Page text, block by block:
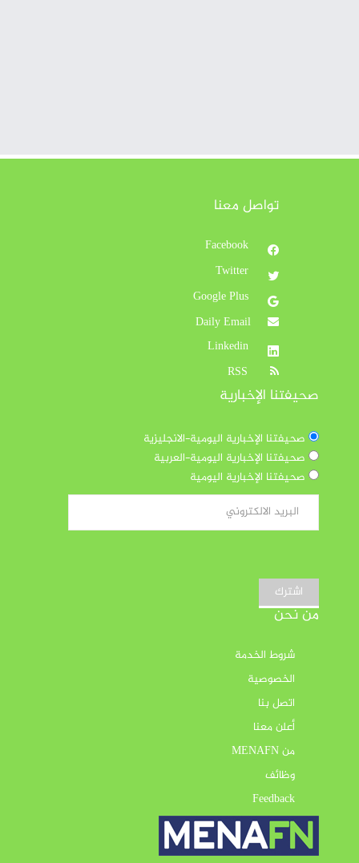
تواصل معنا
Daily Email
صحيفتنا الإخبارية
صحيفتنا الإخبارية اليومية-الانجليزية
صحيفتنا الإخبارية اليومية-العربية
صحيفتنا الإخبارية اليومية
اشترك
من نحن
شروط الخدمة
الخصوصية
اتصل بنا
أعلن معنا
من MENAFN
وظائف
Feedback